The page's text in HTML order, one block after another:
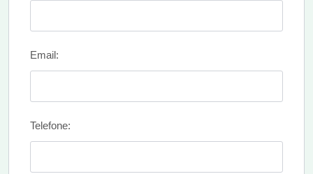
Email:
Telefone: